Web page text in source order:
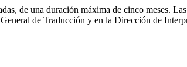
de una duración máxima de cinco meses.
de Traducción y en la Dirección de